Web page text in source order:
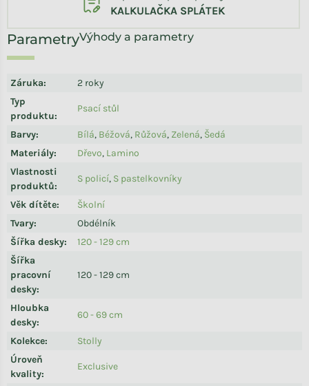
Výhody a parametry
Záruka:
2 roky
Typ
produktu:
Psací stůl
Barvy: Bílá, Béžová, Růžová, Zelená, Šedá
Materiály: Dřevo, Lamino
Vlastnosti
produktů:
S policí, S pastelkovníky
Věk dítěte:
Školní
Tvary:
Obdélník
Šířka desky:
120 - 129 cm
Šířka
pracovní
desky:
120 - 129 cm
Hloubka
desky:
60 - 69 cm
Kolekce:
Stolly
Úroveň
kvality:
Exclusive
KALKULAČKA SPLÁTEK